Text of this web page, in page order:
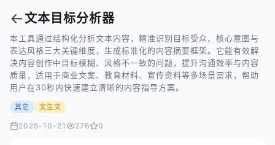
←文本目标分析器
本工具通过结构化分析文本内容，精准识别目标受众、核心意图与
表达风格三大关键维度，生成标准化的内容摘要框架。它能有效解
决内容创作中目标模糊、风格不一致的问题，提升沟通效率与内容
质量，适用于商业文案、教育材料、宣传资料等多场景需求，帮助
用户在30秒内快速建立清晰的内容指导方案。
其它 文生文
2025-10-21 276 0